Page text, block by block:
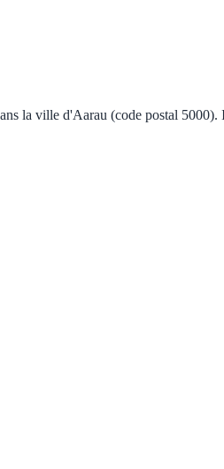
la ville d'Aarau (code postal